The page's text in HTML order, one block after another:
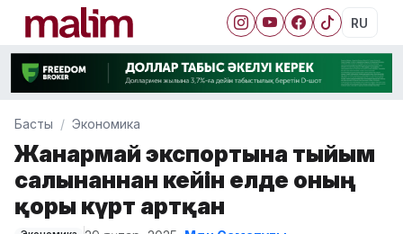
RU
Басты Экономика
Жанармай экспортына тыйым
салынғаннан кейін елде оның
қоры күрт артқан